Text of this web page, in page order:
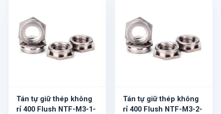
Tán tự giữ thép không
rỉ 400 Flush NTF-M3-1-
Tán tự giữ thép không
rỉ 400 Flush NTF-M3-2-